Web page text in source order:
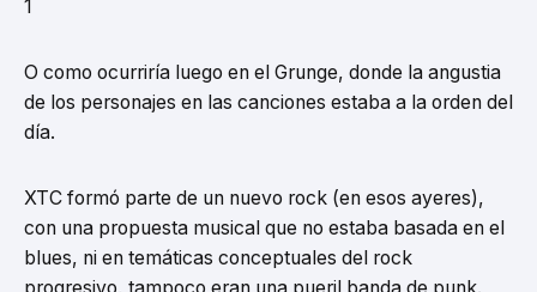
1
O como ocurriría luego en el Grunge, donde la angustia
de los personajes en las canciones estaba a la orden del
día.
XTC formó parte de un nuevo rock (en esos ayeres),
con una propuesta musical que no estaba basada en el
blues, ni en temáticas conceptuales del rock